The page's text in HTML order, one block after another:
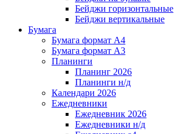
Бейджи горизонтальные
Бейджи вертикальные
Бумага
Бумага формат А4
Бумага формат А3
Планинги
Планинг 2026
Планинги н/д
Календари 2026
Ежедневники
Ежедневник 2026
Ежедневники н/д